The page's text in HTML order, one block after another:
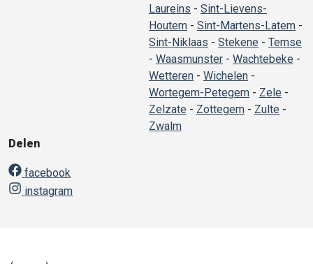
Laureins - Sint-Lievens-
Houtem - Sint-Martens-Latem -
Sint-Niklaas - Stekene - Temse
- Waasmunster - Wachtebeke -
Wetteren - Wichelen -
Wortegem-Petegem - Zele -
Zelzate - Zottegem - Zulte -
Zwalm
Delen
facebook
instagram